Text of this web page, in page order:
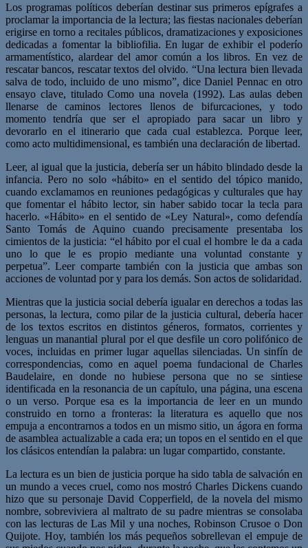
Los programas políticos deberían destinar sus primeros epígrafes a
proclamar la importancia de la lectura; las fiestas nacionales deberían
erigirse en torno a recitales públicos, dramatizaciones y exposiciones
dedicadas a fomentar la bibliofilia. En lugar de exhibir el poderío
armamentístico, alardear del amor común a los libros. En vez de
rescatar bancos, rescatar textos del olvido. “Una lectura bien llevada
salva de todo, incluido de uno mismo”, dice Daniel Pennac en otro
ensayo clave, titulado Como una novela (1992). Las aulas deben
llenarse de caminos lectores llenos de bifurcaciones, y todo
momento tendría que ser el apropiado para sacar un libro y
devorarlo en el itinerario que cada cual establezca. Porque leer,
como acto multidimensional, es también una declaración de libertad.
Leer, al igual que la justicia, debería ser un hábito blindado desde la
infancia. Pero no solo «hábito» en el sentido del tópico manido,
cuando exclamamos en reuniones pedagógicas y culturales que hay
que fomentar el hábito lector, sin haber sabido tocar la tecla para
hacerlo. «Hábito» en el sentido de «Ley Natural», como defendía
Santo Tomás de Aquino cuando precisamente presentaba los
cimientos de la justicia: “el hábito por el cual el hombre le da a cada
uno lo que le es propio mediante una voluntad constante y
perpetua”. Leer comparte también con la justicia que ambas son
acciones de voluntad por y para los demás. Son actos de solidaridad.
Mientras que la justicia social debería igualar en derechos a todas las
personas, la lectura, como pilar de la justicia cultural, debería hacer
de los textos escritos en distintos géneros, formatos, corrientes y
lenguas un manantial plural por el que desfile un coro polifónico de
voces, incluidas en primer lugar aquellas silenciadas. Un sinfín de
correspondencias, como en aquel poema fundacional de Charles
Baudelaire, en donde no hubiese persona que no se sintiese
identificada en la resonancia de un capítulo, una página, una escena
o un verso. Porque esa es la importancia de leer en un mundo
construido en torno a fronteras: la literatura es aquello que nos
empuja a encontrarnos a todos en un mismo sitio, un ágora en forma
de asamblea actualizable a cada era; un topos en el sentido en el que
los clásicos entendían la palabra: un lugar compartido, constante.
La lectura es un bien de justicia porque ha sido tabla de salvación en
un mundo a veces cruel, como nos mostró Charles Dickens cuando
hizo que su personaje David Copperfield, de la novela del mismo
nombre, sobreviviera al maltrato de su padre mientras se consolaba
con las lecturas de Las Mil y una noches, Robinson Crusoe o Don
Quijote. Hoy, también los más pequeños sobrellevan el empuje de